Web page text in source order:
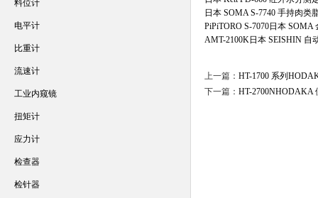
日本 SOMA S-7740 手持肉类
PiPiTORO S-7070日本
AMT-2100K日本 SEISHIN 自
上一篇： HT-1700 系列
下一篇： HT-2700NHODAKA
料位计
电平计
比重计
流速计
工业内窥镜
扭矩计
应力计
检查器
检针器